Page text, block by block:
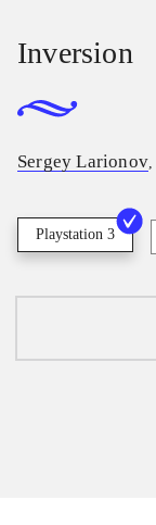
Inversion
Sergey Larionov
Playstation 3